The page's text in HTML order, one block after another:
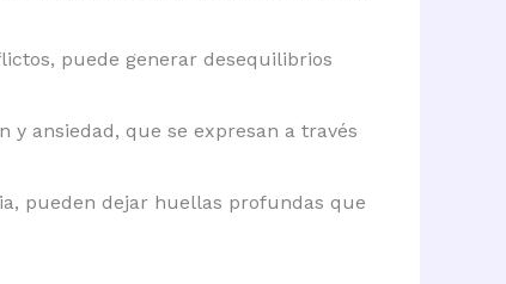
puede generar desequilibrios
ansiedad, que se expresan a través
pueden dejar huellas profundas que